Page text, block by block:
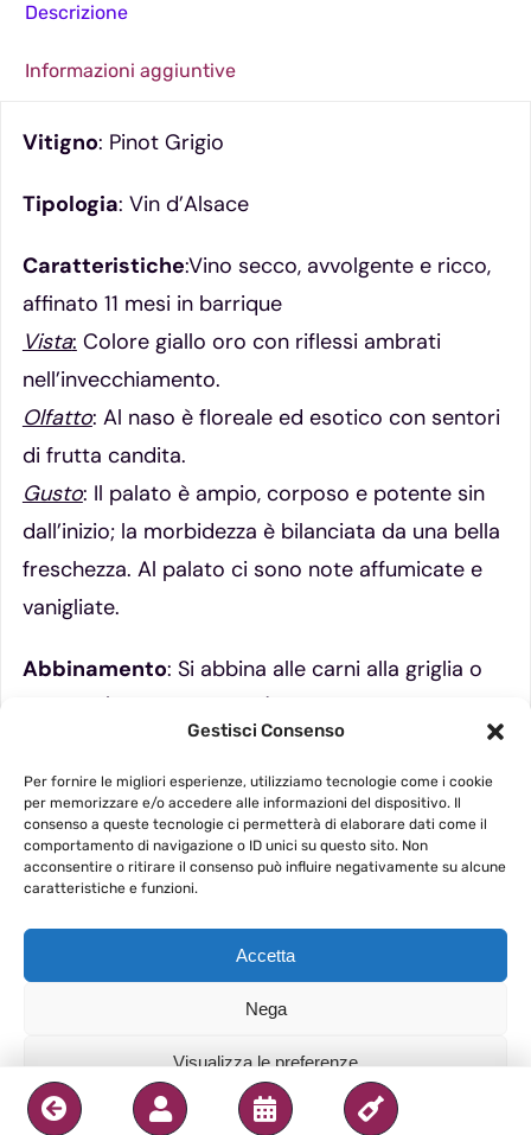
Gestisci Consenso
Per fornire le migliori esperienze, utilizziamo tecnologie come i cookie
per memorizzare e/o accedere alle informazioni del dispositivo. Il
consenso a queste tecnologie ci permetterà di elaborare dati come il
comportamento di navigazione o ID unici su questo sito. Non
acconsentire o ritirare il consenso può influire negativamente su alcune
caratteristiche e funzioni.
Accetta
Nega
Visualizza le preferenze
Privacy
Descrizione
Informazioni aggiuntive
Vitigno: Pinot Grigio
Tipologia: Vin d’Alsace
Caratteristiche:Vino secco, avvolgente e ricco,
affinato 11 mesi in barrique
Vista: Colore giallo oro con riflessi ambrati
nell’invecchiamento.
Olfatto: Al naso è floreale ed esotico con sentori
di frutta candita.
Gusto: Il palato è ampio, corposo e potente sin
dall’inizio; la morbidezza è bilanciata da una bella
freschezza. Al palato ci sono note affumicate e
vanigliate.
Abbinamento: Si abbina alle carni alla griglia o
arrosto (bianche e rosse), alla selvaggina di
piuma, nonché alle preparazioni di pesce in salsa.
Il suo accompagnamento tipico territoriale è con
patè e/o foie gras.